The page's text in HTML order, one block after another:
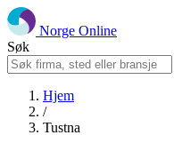
Norge Online
Søk
Hjem
/
Tustna